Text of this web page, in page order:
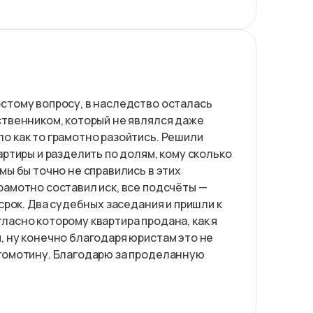
вопросу, в наследство осталась
который не являлся даже
как то грамотно разойтись. Решили
и разделить по долям, кому сколько
бы точно не справились в этих
составил иск, все подсчёты —
Два судебных заседания и пришли к
которому квартира продана, как я
ну конечно благодаря юристам это не
Благодарю за проделанную